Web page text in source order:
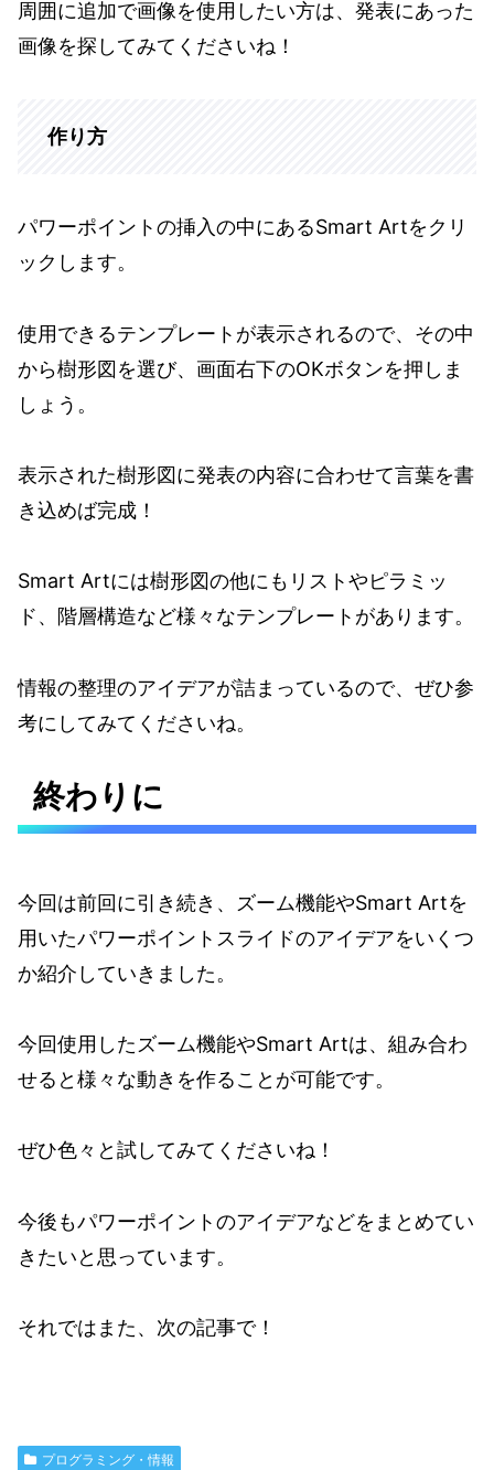
周囲に追加で画像を使用したい方は、発表にあった
画像を探してみてくださいね！
作り方
パワーポイントの挿入の中にあるSmart Artをクリ
ックします。
使用できるテンプレートが表示されるので、その中
から樹形図を選び、画面右下のOKボタンを押しま
しょう。
表示された樹形図に発表の内容に合わせて言葉を書
き込めば完成！
Smart Artには樹形図の他にもリストやピラミッ
ド、階層構造など様々なテンプレートがあります。
情報の整理のアイデアが詰まっているので、ぜひ参
考にしてみてくださいね。
終わりに
今回は前回に引き続き、ズーム機能やSmart Artを
用いたパワーポイントスライドのアイデアをいくつ
か紹介していきました。
今回使用したズーム機能やSmart Artは、組み合わ
せると様々な動きを作ることが可能です。
ぜひ色々と試してみてくださいね！
今後もパワーポイントのアイデアなどをまとめてい
きたいと思っています。
それではまた、次の記事で！
プログラミング・情報